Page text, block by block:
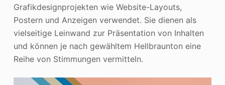
Grafikdesignprojekten wie Website-Layouts,
Postern und Anzeigen verwendet. Sie dienen als
vielseitige Leinwand zur Präsentation von Inhalten
und können je nach gewähltem Hellbraunton eine
Reihe von Stimmungen vermitteln.